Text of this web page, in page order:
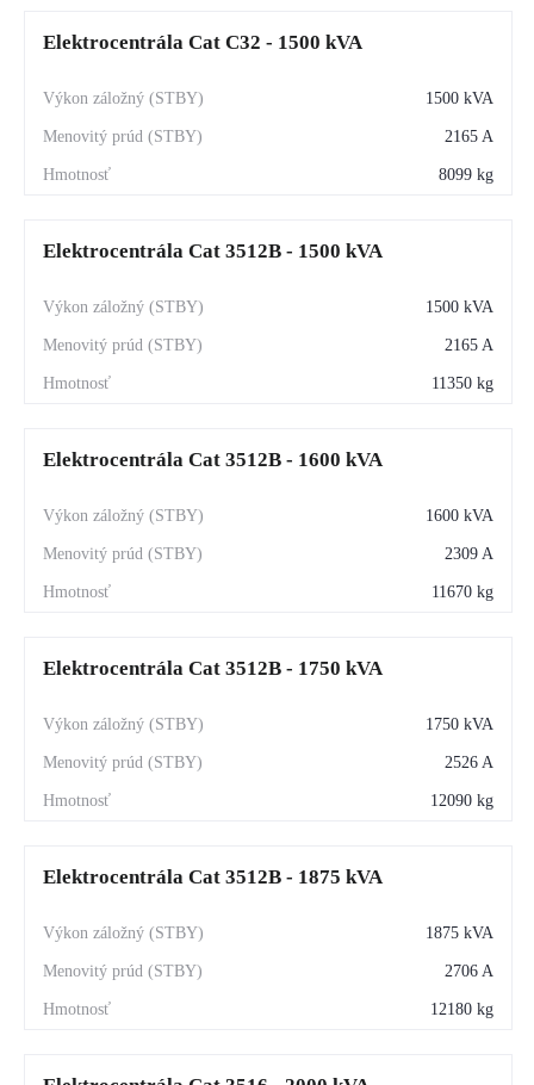
Elektrocentrála Cat C32 - 1500 kVA
1500 kVA
2165 A
8099 kg
Elektrocentrála Cat 3512B - 1500 kVA
1500 kVA
2165 A
11350 kg
Elektrocentrála Cat 3512B - 1600 kVA
1600 kVA
2309 A
11670 kg
Elektrocentrála Cat 3512B - 1750 kVA
1750 kVA
2526 A
12090 kg
Elektrocentrála Cat 3512B - 1875 kVA
1875 kVA
2706 A
12180 kg